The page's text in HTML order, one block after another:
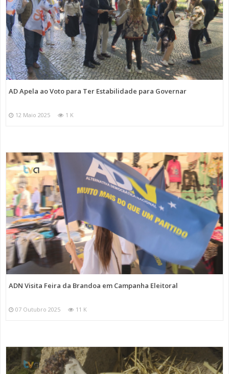
AD Apela ao Voto para Ter Estabilidade para Governar
12 Maio 2025 1 K
ADN Visita Feira da Brandoa em Campanha Eleitoral
07 Outubro 2025 11 K